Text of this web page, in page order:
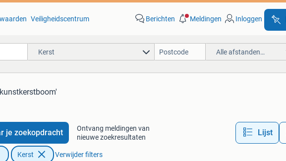
Veiligheidscentrum Berichten Meldingen Inloggen
Kerst Alle afstanden…
je zoekopdracht
Ontvang meldingen van
nieuwe zoekresultaten
Lijst
Kerst Verwijder filters